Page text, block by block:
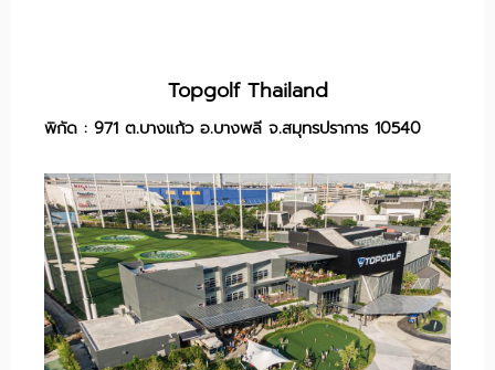
Topgolf Thailand
พิกัด : 971 ต.บางแก้ว อ.บางพลี จ.สมุทรปราการ 10540